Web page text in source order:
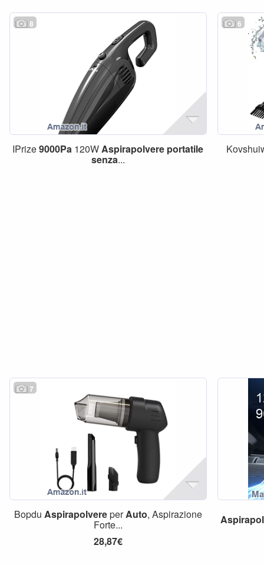
8
IPrize9000Pa 120WAspirapolvere portatile
senza...
6
7
Bopdu AspirapolvereperAuto, Aspirazione
Forte...
28,87€